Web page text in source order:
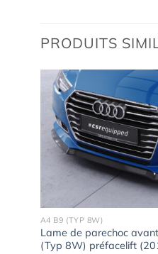
PRODUITS
A4 B9 (TYP 8W)
Lame de parechoc
(Typ 8W) préfacelift